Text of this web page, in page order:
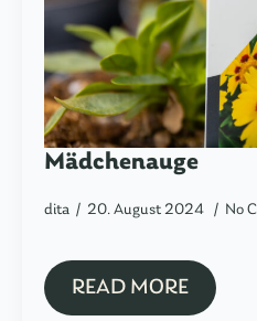
Mädchenauge
dita 20. August 2024 No
READ MORE